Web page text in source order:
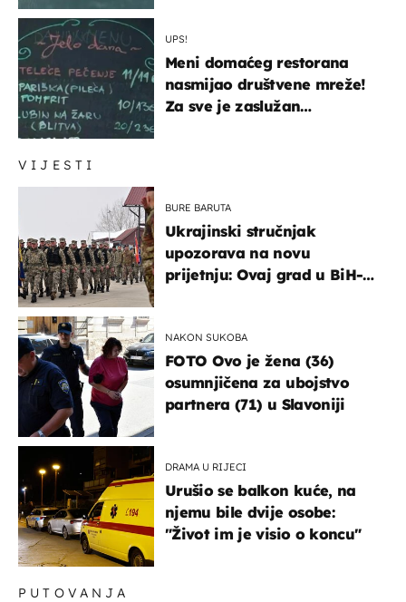
VIJESTI
BURE BARUTA
Ukrajinski stručnjak
upozorava na novu
prijetnju: Ovaj grad u BiH-u
NAKON SUKOBA
FOTO Ovo je žena (36)
osumnjičena za ubojstvo
partnera (71) u Slavoniji
DRAMA U RIJECI
Urušio se balkon kuće, na
njemu bile dvije osobe:
"Život im je visio o koncu"
UPS!
Meni domaćeg restorana
nasmijao društvene mreže!
Za sve je zaslužan
PUTOVANJA